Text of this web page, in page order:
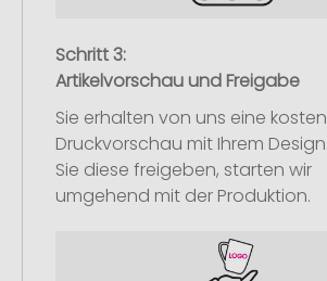
Schritt 3:
Artikelvorschau und Freigabe
Sie erhalten von uns eine
Druckvorschau mit Ihrem
Sie diese freigeben, starten wir
umgehend mit der Produktion.